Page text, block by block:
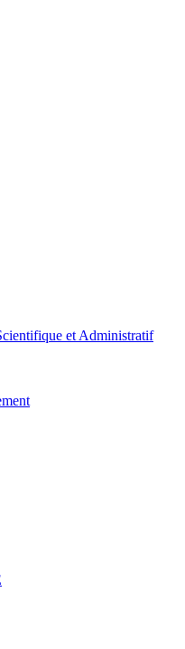
et Administratif